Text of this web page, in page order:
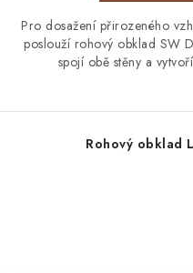
Pro dosažení přirozeného
poslouží rohový obklad SW
spojí obě stěny a
Rohový obklad